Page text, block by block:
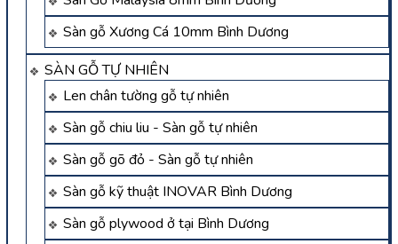
Sàn gỗ Xương Cá 10mm Bình Dương
SÀN GỖ TỰ NHIÊN
Len chân tường gỗ tự nhiên
Sàn gỗ chiu liu - Sàn gỗ tự nhiên
Sàn gỗ gõ đỏ - Sàn gỗ tự nhiên
Sàn gỗ kỹ thuật INOVAR Bình Dương
Sàn gỗ plywood ở tại Bình Dương